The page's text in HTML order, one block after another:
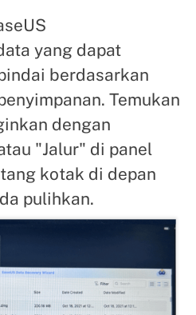
yang dapat
berdasarkan
Temukan
dengan
"Jalur" di panel
kotak di depan
pulihkan.